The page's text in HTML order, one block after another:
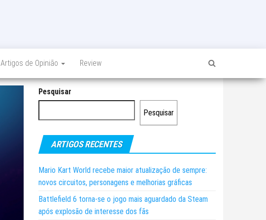
Artigos de Opinião Review
Pesquisar
Pesquisar
ARTIGOS RECENTES
Mario Kart World recebe maior atualização de sempre:
novos circuitos, personagens e melhorias gráficas
Battlefield 6 torna-se o jogo mais aguardado da Steam
após explosão de interesse dos fãs